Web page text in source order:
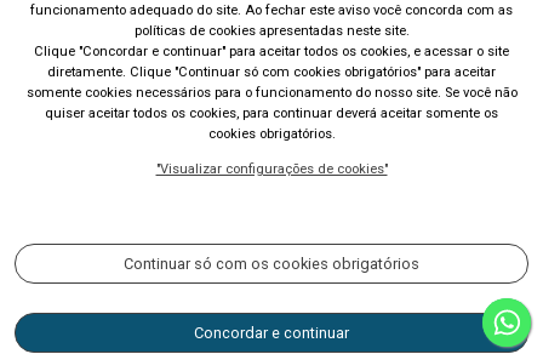
funcionamento adequado do site. Ao fechar este aviso você concorda com as
políticas de cookies apresentadas neste site.
Clique "Concordar e continuar" para aceitar todos os cookies, e acessar o site
diretamente. Clique "Continuar só com cookies obrigatórios" para aceitar
somente cookies necessários para o funcionamento do nosso site. Se você não
quiser aceitar todos os cookies, para continuar deverá aceitar somente os
cookies obrigatórios.
"Visualizar configurações de cookies"
Continuar só com os cookies obrigatórios
Concordar e continuar
Prefeitura Municipal de Lajeado (RS)
Rua Cel. Júlio May, 242 - Telefone (51) 3982 1000